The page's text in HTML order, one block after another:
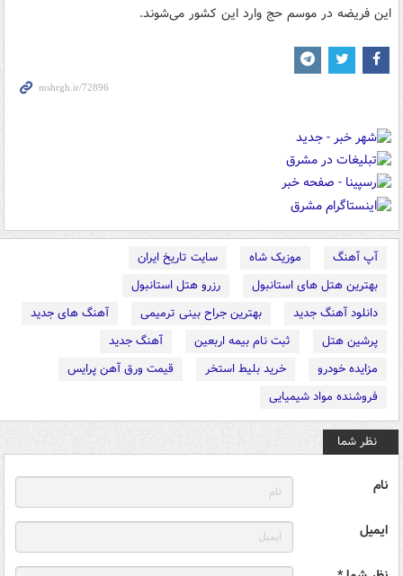
این فریضه در موسم حج وارد این کشور می‌شوند.
آپ آهنگ موزیک شاه
سایت تاریخ ایران
بهترین هتل های استانبول
رزرو هتل استانبول
دانلود آهنگ جدید
بهترین جراح بینی ترمیمی
آهنگ های جدید
پرشین هتل
ثبت نام بیمه اربعین
آهنگ جدید
مزایده خودرو
خرید بلیط استخر
قیمت ورق آهن پرایس
فروشنده مواد شیمیایی
نظر شما
نام
ایمیل